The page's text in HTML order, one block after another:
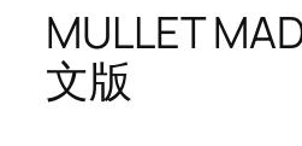
MULLET
文版